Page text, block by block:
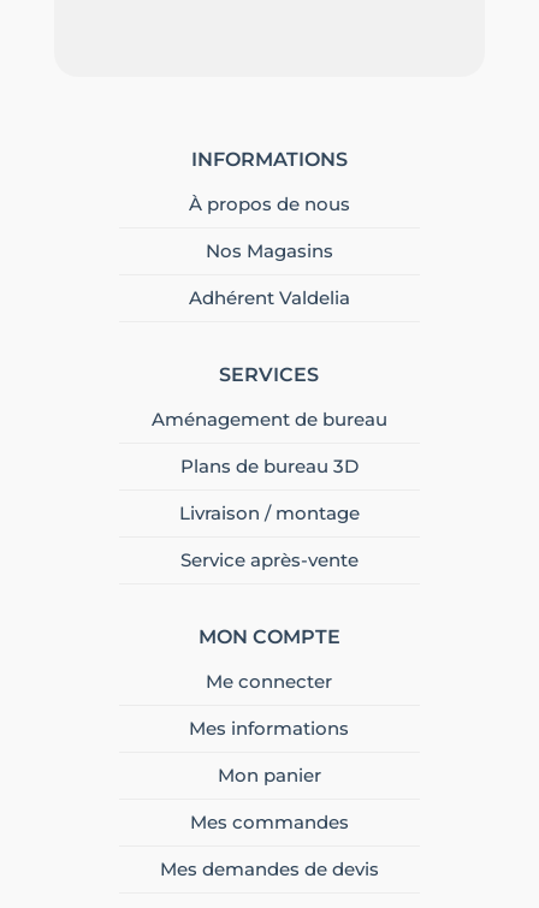
INFORMATIONS
À propos de nous
Nos Magasins
Adhérent Valdelia
SERVICES
Aménagement de bureau
Plans de bureau 3D
Livraison / montage
Service après-vente
MON COMPTE
Me connecter
Mes informations
Mon panier
Mes commandes
Mes demandes de devis